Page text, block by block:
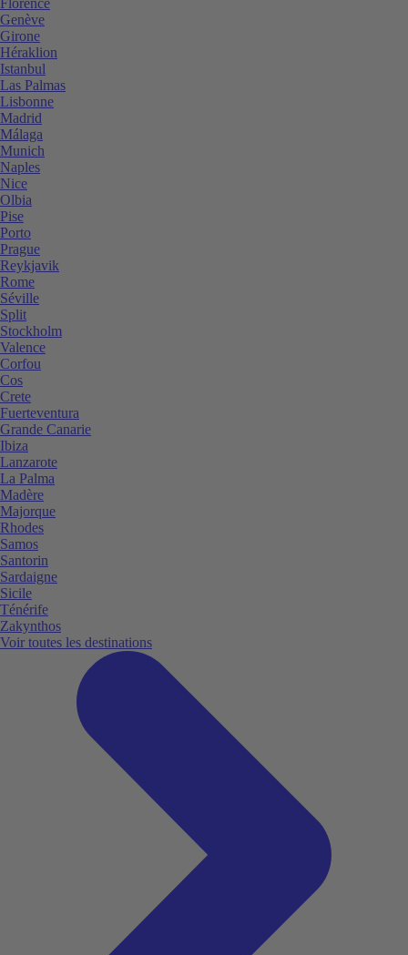
Genève
Girone
Héraklion
Istanbul
Las Palmas
Lisbonne
Madrid
Málaga
Munich
Naples
Nice
Olbia
Pise
Porto
Prague
Reykjavik
Rome
Séville
Split
Stockholm
Valence
Corfou
Cos
Crete
Fuerteventura
Grande Canarie
Ibiza
Lanzarote
La Palma
Madère
Majorque
Rhodes
Samos
Santorin
Sardaigne
Sicile
Ténérife
Zakynthos
Voir toutes les destinations